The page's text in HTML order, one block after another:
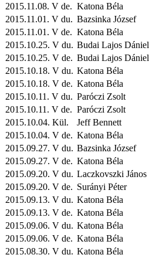
2015.11.08. V de. Katona Béla
2015.11.01. V du. Bazsinka József
2015.11.01. V de. Katona Béla
2015.10.25. V du. Budai Lajos Dániel
2015.10.25. V de. Budai Lajos Dániel
2015.10.18. V du. Katona Béla
2015.10.18. V de. Katona Béla
2015.10.11. V du. Paróczi Zsolt
2015.10.11. V de. Paróczi Zsolt
2015.10.04. Kül. Jeff Bennett
2015.10.04. V de. Katona Béla
2015.09.27. V du. Bazsinka József
2015.09.27. V de. Katona Béla
2015.09.20. V du. Laczkovszki János
2015.09.20. V de. Surányi Péter
2015.09.13. V du. Katona Béla
2015.09.13. V de. Katona Béla
2015.09.06. V du. Katona Béla
2015.09.06. V de. Katona Béla
2015.08.30. V du. Katona Béla